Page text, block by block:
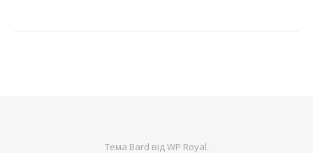
Тема Bard відWP Royal.